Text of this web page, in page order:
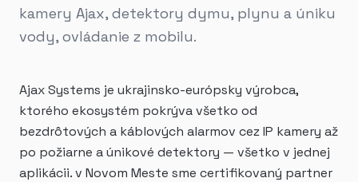
kamery Ajax, detektory dymu, plynu a úniku
vody, ovládanie z mobilu.
Ajax Systems je ukrajinsko-európsky výrobca,
ktorého ekosystém pokrýva všetko od
bezdrôtových a káblových alarmov cez IP kamery až
po požiarne a únikové detektory — všetko v jednej
aplikácii. v Novom Meste sme certifikovaný partner